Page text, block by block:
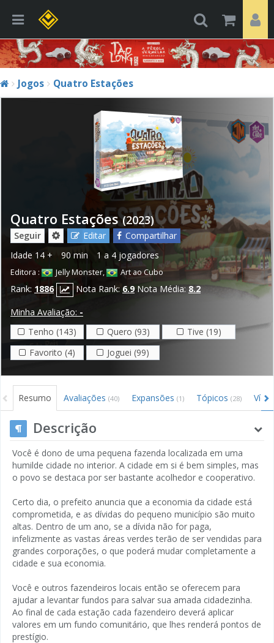
Jogos Quatro Estações
Quatro Estações (2023)
Seguir Editar
Compartilhar
Idade 14 + 90 min 1 a 4 jogadores
Editora : Jelly Monster, Art ao Cubo
Rank: 1886 Nota Rank: 6.9 Nota Média:8.2
Minha Avaliação: -
Tenho (143)
Quero (93)
Tive (19)
Favorito (4)
Joguei (99)
Resumo Avaliações (40) Expansões (1) Tópicos (28)
Descrição
Você é dono de uma pequena fazenda localizada em uma
humilde cidade no interior. A cidade em si é bem simples, mas
o povo se destaca por ser bastante acolhedor e cooperativo.
Certo dia, o prefeito anuncia que a economia da cidade está
comprometida, e as dívidas do pequeno município são muito
altas. Dentro de um ano, se a dívida não for paga,
infelizmente as vastas áreas verdes terão de ser vendidas para
grandes corporações, o que poderá mudar completamente a
cidade e sua economia.
Você e outros fazendeiros locais então se oferecem para
ajudar a levantar fundos para salvar sua amada cidadezinha.
Ao final de cada estação cada fazendeiro deverá aplicar
valores em um fundo comunitário, que lhes renderá pontos de
prestígio.